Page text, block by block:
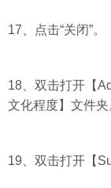
17、点击“关闭”。
18、双击打开【
文化程度】文件夹
19、双击打开【